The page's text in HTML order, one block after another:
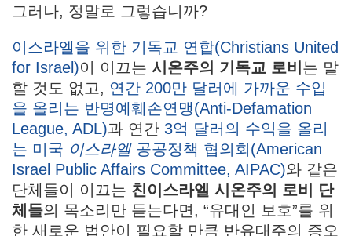
그러나, 정말로 그렇습니까?
이스라엘을 위한 기독교 연합(Christians United
for Israel)이 이끄는 시온주의 기독교 로비 는 말
할 것도 없고, 연간 200만 달러에 가까운 수입
을 올리는 반명예훼손연맹(Anti-Defamation
League, ADL)과 연간 3억 달러의 수익을 올리
는 미국 이스라엘공공정책 협의회(American
Israel Public Affairs Committee, AIPAC)와 같은
단체들이 이끄는 친이스라엘 시온주의 로비 단
체들의 목소리만 듣는다면, “유대인 보호”를 위
한 새로운 법안이 필요할 만큼 반유대주의 증오